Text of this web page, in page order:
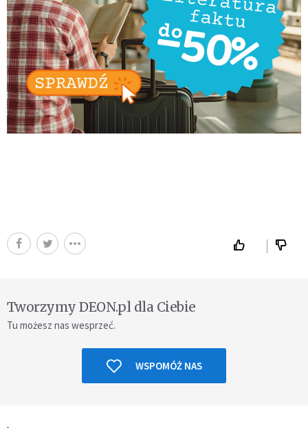
Tworzymy DEON.pl dla Ciebie
Tu możesz nas wesprzeć.
WSPOMÓŻ NAS